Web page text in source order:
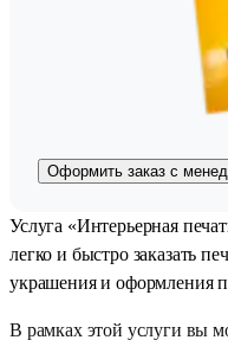
Оформить заказ с
Услуга «Интерьерная
легко и быстро заказать
украшения и оформления
В рамках этой услуги вы